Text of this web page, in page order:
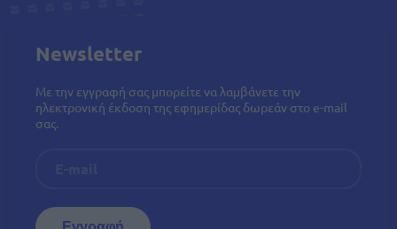
Newsletter
Με την εγγραφή σας μπορείτε να λαμβάνετε την
ηλεκτρονική έκδοση της εφημερίδας δωρεάν στο e-mail
σας.